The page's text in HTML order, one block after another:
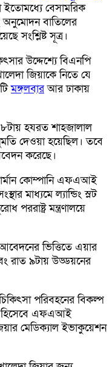
ইতোমধ্যে বেসামরিক
অনুমোদন বাতিলের
সংশ্লিষ্ট সূত্র।
উদ্দেশ্যে বিএনপি
জিয়াকে নিতে যে
মঙ্গলবারআর ঢাকায়
৮টায় হযরত শাহজালাল
দেওয়া হয়েছিল। তবে
করেছে।
কোম্পানি এফএআই
মাধ্যমে ল্যান্ডিং স্লট
পররাষ্ট্র মন্ত্রণালয়ে
ভিত্তিতে এয়ার
রাত ৯টায় উড্ডয়নের
পরিবহনের বিকল্প
হিসেবে এফএআই
মেডিক্যাল ইভাকুয়েশন